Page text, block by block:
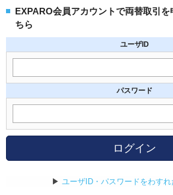
EXPARO会員アカウントで両替取引を
ちら
ユーザID
パスワード
ログイン
▶ ユーザID・パスワードをわすれ